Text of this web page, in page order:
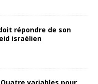
répondre de son
israélien